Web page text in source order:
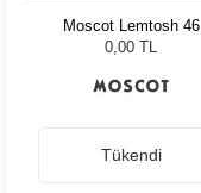
Moscot Lemtosh 46
Tortoise Cabernet
0,00 TL
Tükendi